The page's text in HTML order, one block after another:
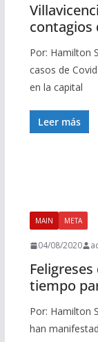
contagios
Por: Hamilton
casos de
en la capital
Leer más
MAIN META
04/08/2020
tiempo
Por: Hamilton
han